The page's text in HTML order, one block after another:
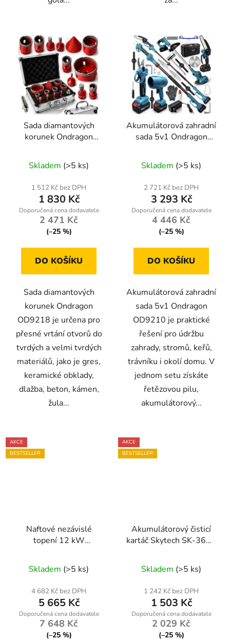
Sada diamantových
korunek Ondragon
M14, 11 ks, na gres,
obklady, beton a kámen
Skladem (>5 ks)
1 512 Kč bez DPH
1 830 Kč
2 471 Kč
(–25 %)
DO KOŠÍKU
Sada diamantových
korunek Ondragon
OD9218 je určena pro
přesné vrtání otvorů do
tvrdých a velmi tvrdých
materiálů, jako je gres,
keramické obklady,
dlažba, beton, kámen,
žula...
Akumulátorová zahradní
sada 5v1 Ondragon
pila, sekátor, vyžínač,
foukač, 2× aku 48 V
Skladem (>5 ks)
2 721 Kč bez DPH
3 293 Kč
4 446 Kč
(–25 %)
DO KOŠÍKU
Akumulátorová zahradní
sada 5v1 Ondragon
OD9210 je praktické
řešení pro údržbu
zahrady, stromů, keřů,
trávníku i okolí domu. V
jednom setu získáte
řetězovou pilu,
akumulátorový...
AKCE
BESTSELLER
Naftové nezávislé
topení 12 kW
Bluetooth – nádrž 5 l
ONDRAGON BX-3467
Skladem (>5 ks)
4 682 Kč bez DPH
5 665 Kč
7 648 Kč
(–25 %)
AKCE
BESTSELLER
Akumulátorový čisticí
kartáč Skytech SK-3618
+ 3 kartáče
Skladem (>5 ks)
1 242 Kč bez DPH
1 503 Kč
2 029 Kč
(–25 %)